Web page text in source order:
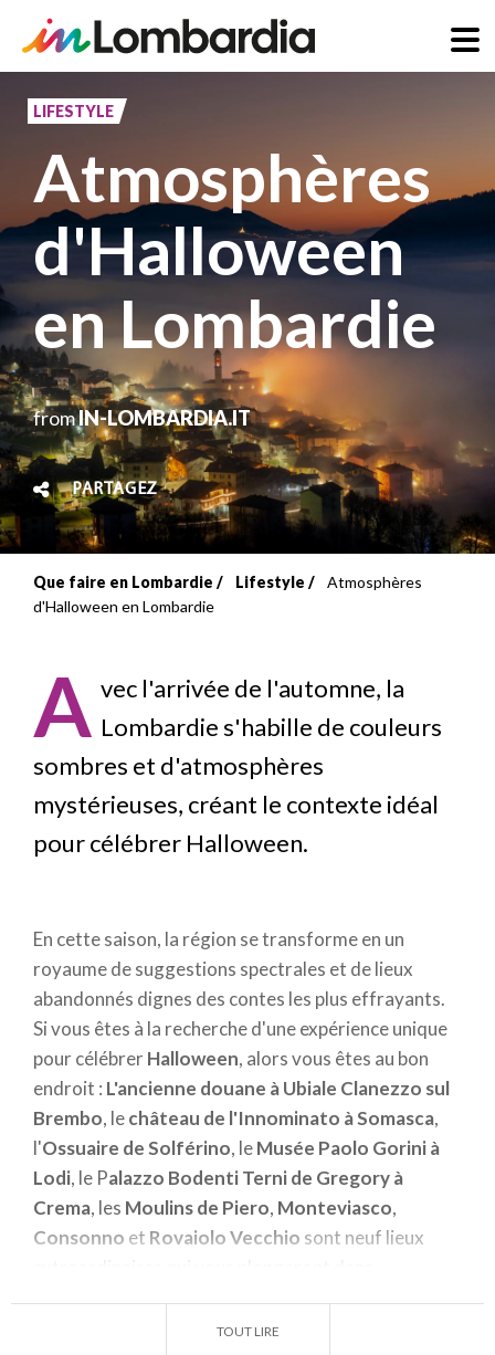
principal
LIFESTYLE
Atmosphères
d'Halloween
en Lombardie
fromIN-LOMBARDIA.IT
PARTAGEZ
Fil
Que faire en Lombardie Lifestyle
Atmosphères
d'Halloween en Lombardie
A vec l'arrivée de l'automne, la
Lombardie s'habille de couleurs
sombres et d'atmosphères
mystérieuses, créant le contexte idéal
pour célébrer Halloween.
En cette saison, la région se transforme en un
royaume de suggestions spectrales et de lieux
abandonnés dignes des contes les plus effrayants.
Si vous êtes à la recherche d'une expérience unique
pour célébrerHalloween, alors vous êtes au bon
endroit : L'ancienne douane à Ubiale Clanezzo sul
Brembo, lechâteau de l'Innominato à Somasca,
l'Ossuaire de Solférino, leMusée Paolo Gorini à
Lodi, le Palazzo Bodenti Terni de Gregory à
Crema, les Moulins de Piero, Monteviasco,
Consonno et Rovaiolo Vecchio sont neuf lieux
D'anciennes ruines aux châteaux inquiétants, des
TOUT LIRE